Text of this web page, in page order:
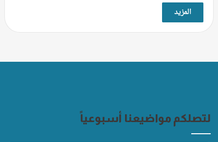
المزيد
لتصلكم مواضيعنا أسبوعياً